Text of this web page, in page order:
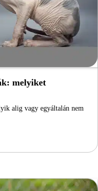
melyiket
alig vagy egyáltalán nem